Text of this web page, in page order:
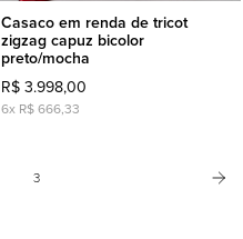
Casaco em renda de tricot
zigzag capuz bicolor
preto/mocha
R$ 3.998,00
6x R$ 666,33
3